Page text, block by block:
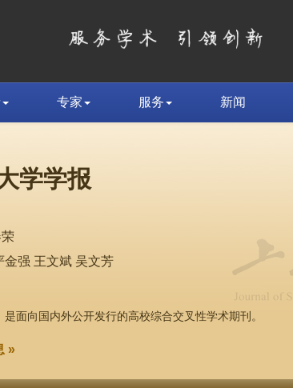
专家 服务 新闻
学学报
金强 王文斌 吴文芳
面向国内外公开发行的高校综合交叉性学术期刊。
»